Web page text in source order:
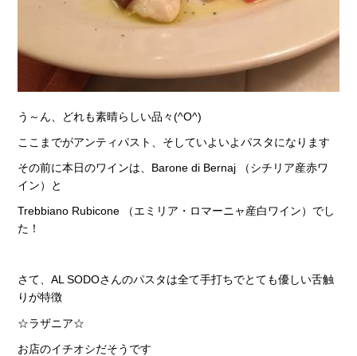
う～ん、どれも素晴らしい品々(^O^)
ここまでがアンティパスト、そしていよいよパスタになります
その前に本日のワインは、Barone di Bernaj （シチリア産赤ワ
イン）と
Trebbiano Rubicone （エミリア・ロマーニャ産白ワイン）でし
た！
さて、AL SODOさんのパスタは全て手打ちでとても優しい舌触
りが特徴
☆ラザニア☆
お店のイチオシだそうです